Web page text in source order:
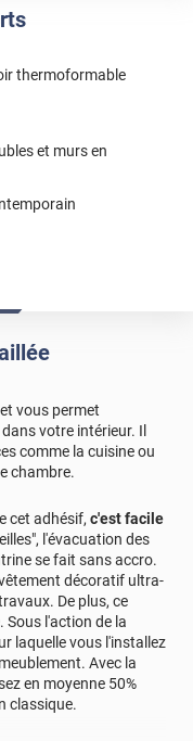
thermoformable
et murs en
parlez ? Vous
et
en effet,
du film se
je vous
puissions le
vous permet
votre intérieur. Il
comme la cuisine ou
chambre.
cet adhésif, c'est facile
l'évacuation des
se fait sans accro.
décoratif ultra-
De plus, ce
l'action de la
laquelle vous l'installez
Avec la
en moyenne 50%
classique.